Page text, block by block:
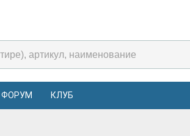
ФОРУМ КЛУБ